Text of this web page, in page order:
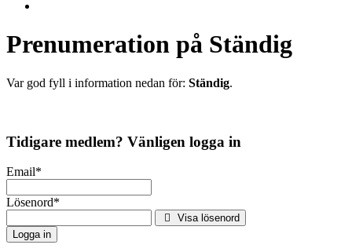
Prenumeration på Ständig
Var god fyll i information nedan för: Ständig.
Tidigare medlem? Vänligen logga in
Email*
Lösenord*
Visa lösenord